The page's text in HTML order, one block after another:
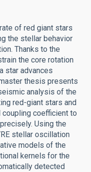
of red giant stars
the stellar behavior
Thanks to the
the core rotation
star advances
thesis presents
analysis of the
red-giant stars and
coefficient to
Using the
stellar oscillation
models of the
kernels for the
detected